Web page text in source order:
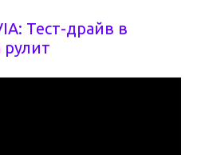
Тест-драйв в